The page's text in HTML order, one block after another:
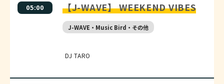
05:00 【J-WAVE】 WEEKEND VIBES
J-WAVE・Music Bird・その他
DJ TARO